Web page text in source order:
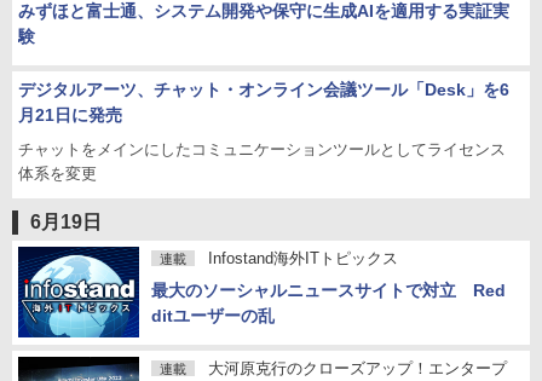
みずほと富士通、システム開発や保守に生成AIを適用する実証実
験
デジタルアーツ、チャット・オンライン会議ツール「Desk」を6
月21日に発売
チャットをメインにしたコミュニケーションツールとしてライセンス
体系を変更
6月19日
連載 Infostand海外ITトピックス
最大のソーシャルニュースサイトで対立 Red
ditユーザーの乱
連載
大河原克行のクローズアップ！エンタープ